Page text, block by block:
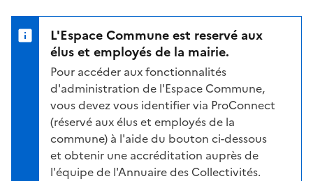
L'Espace Commune est reservé aux
élus et employés de la mairie.
Pour accéder aux fonctionnalités
d'administration de l'Espace Commune,
vous devez vous identifier via ProConnect
(réservé aux élus et employés de la
commune) à l'aide du bouton ci-dessous
et obtenir une accréditation auprès de
l'équipe de l'Annuaire des Collectivités.